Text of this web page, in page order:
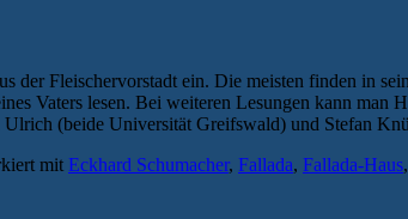
der Fleischervorstadt ein. Die meisten finden in
Vaters lesen. Bei weiteren Lesungen kann man
(beide Universität Greifswald) und Stefan
mit Eckhard Schumacher, Fallada, Fallada-Haus,